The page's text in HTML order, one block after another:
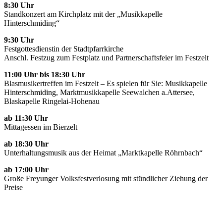
8:30 Uhr
Standkonzert am Kirchplatz mit der „Musikkapelle
Hinterschmiding“
9:30 Uhr
Festgottesdienstin der Stadtpfarrkirche
Anschl. Festzug zum Festplatz und Partnerschaftsfeier im Festzelt
11:00 Uhr bis 18:30 Uhr
Blasmusikertreffen im Festzelt – Es spielen für Sie: Musikkapelle
Hinterschmiding, Marktmusikkapelle Seewalchen a.Attersee,
Blaskapelle Ringelai-Hohenau
ab 11:30 Uhr
Mittagessen im Bierzelt
ab 18:30 Uhr
Unterhaltungsmusik aus der Heimat „Marktkapelle Röhrnbach“
ab 17:00 Uhr
Große Freyunger Volksfestverlosung mit stündlicher Ziehung der
Preise